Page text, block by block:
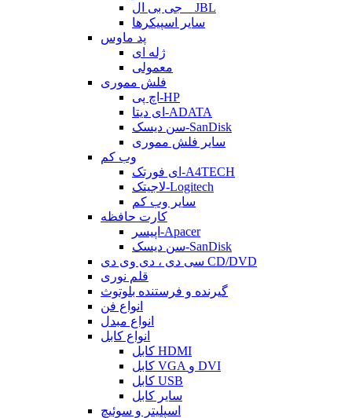
جی بی ال _ JBL
سایر اسپیکرها
پد ماوس
ژله ای
معمولی
فلش مموری
اچ پی-HP
ای دیتا-ADATA
سن دیسک-SanDisk
سایر فلش مموری
وب کم
ای فورتک-A4TECH
لاجیتک-Logitech
سایر وب کم
کارت حافظه
اپیسر-Apacer
سن دیسک-SanDisk
سی دی ، دی وی دی CD/DVD
قلم نوری
گیرنده و فرستنده بلوتوث
انواع فن
انواع مبدل
انواع کابل
کابل HDMI
کابل VGA و DVI
کابل USB
سایر کابل
اسپلیتر و سوئیچ